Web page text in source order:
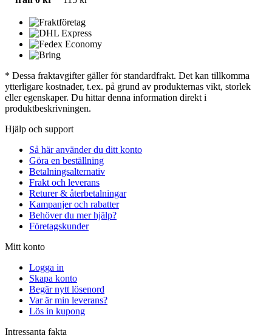
* Dessa fraktavgifter gäller för standardfrakt. Det kan tillkomma
ytterligare kostnader, t.ex. på grund av produkternas vikt, storlek
eller egenskaper. Du hittar denna information direkt i
produktbeskrivningen.
Hjälp och support
Så här använder du ditt konto
Göra en beställning
Betalningsalternativ
Frakt och leverans
Returer & återbetalningar
Kampanjer och rabatter
Behöver du mer hjälp?
Företagskunder
Mitt konto
Logga in
Skapa konto
Begär nytt lösenord
Var är min leverans?
Lös in kupong
Intressanta fakta